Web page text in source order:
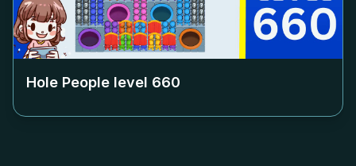
Hole People level 660